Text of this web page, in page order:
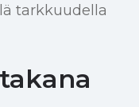
tarkkuudella